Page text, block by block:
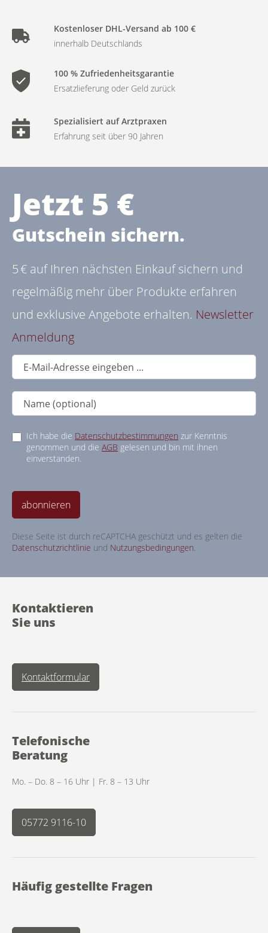
Kostenloser DHL-Versand ab 100 €
innerhalb Deutschlands
100 % Zufriedenheitsgarantie
Ersatzlieferung oder Geld zurück
Spezialisiert auf Arztpraxen
Erfahrung seit über 90 Jahren
Jetzt 5 €
Gutschein sichern.
5 € auf Ihren nächsten Einkauf sichern und
regelmäßig mehr über Produkte erfahren
und exklusive Angebote erhalten. Newsletter
Anmeldung
Ich habe die Datenschutzbestimmungen zur Kenntnis
genommen und die AGB gelesen und bin mit ihnen
einverstanden.
abonnieren
Diese Seite ist durch reCAPTCHA geschützt und es gelten die
Datenschutzrichtlinie und Nutzungsbedingungen.
Kontaktieren
Sie uns
Kontaktformular
Telefonische
Beratung
Mo. – Do. 8 – 16 Uhr | Fr. 8 – 13 Uhr
05772 9116-10
Häufig gestellte Fragen